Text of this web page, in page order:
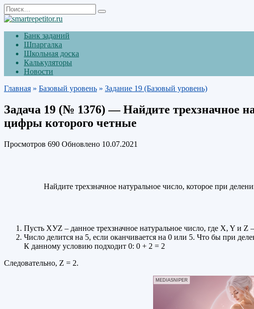
Перейти
к
содержанию
Search
for:
Банк заданий
Шпаргалка
Школьная доска
Калькуляторы
Новости
Главная » Базовый уровень » Задание 19 (Базовый уровень)
Задача 19 (№ 1376) — Найдите трехзначное
цифры которого четные
Просмотров 690 Обновлено 10.07.2021
Найдите трехзначное натуральное число, которое при
Пусть ХУZ – данное трехзначное натуральное число, где X, Y и Z
Число делится на 5, если оканчивается на 0 или 5. Что бы при
К данному условию подходит 0: 0 + 2 = 2
Следовательно, Z = 2.
MEDIASNIPER